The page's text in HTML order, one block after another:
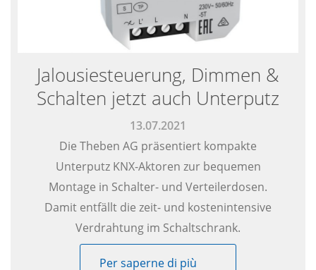
Jalousiesteuerung, Dimmen &
Schalten jetzt auch Unterputz
13.07.2021
Die Theben AG präsentiert kompakte
Unterputz KNX-Aktoren zur bequemen
Montage in Schalter- und Verteilerdosen.
Damit entfällt die zeit- und kostenintensive
Verdrahtung im Schaltschrank.
Per saperne di più